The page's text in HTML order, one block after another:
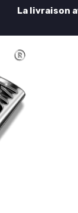
La livraison